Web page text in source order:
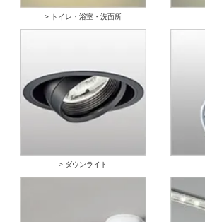
> トイレ・浴室・洗面所
> ダウンライト